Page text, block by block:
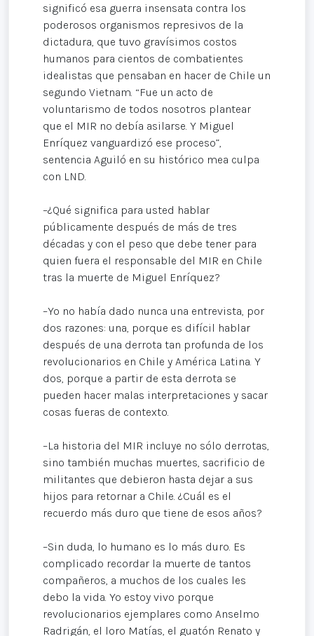
significó esa guerra insensata contra los
poderosos organismos represivos de la
dictadura, que tuvo gravísimos costos
humanos para cientos de combatientes
idealistas que pensaban en hacer de Chile un
segundo Vietnam. “Fue un acto de
voluntarismo de todos nosotros plantear
que el MIR no debía asilarse. Y Miguel
Enríquez vanguardizó ese proceso”,
sentencia Aguiló en su histórico mea culpa
con LND.
–¿Qué significa para usted hablar
públicamente después de más de tres
décadas y con el peso que debe tener para
quien fuera el responsable del MIR en Chile
tras la muerte de Miguel Enríquez?
–Yo no había dado nunca una entrevista, por
dos razones: una, porque es difícil hablar
después de una derrota tan profunda de los
revolucionarios en Chile y América Latina. Y
dos, porque a partir de esta derrota se
pueden hacer malas interpretaciones y sacar
cosas fueras de contexto.
–La historia del MIR incluye no sólo derrotas,
sino también muchas muertes, sacrificio de
militantes que debieron hasta dejar a sus
hijos para retornar a Chile. ¿Cuál es el
recuerdo más duro que tiene de esos años?
–Sin duda, lo humano es lo más duro. Es
complicado recordar la muerte de tantos
compañeros, a muchos de los cuales les
debo la vida. Yo estoy vivo porque
revolucionarios ejemplares como Anselmo
Radrigán, el loro Matías, el guatón Renato y